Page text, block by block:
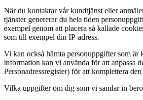
När du kontaktar vår kundtjänst eller
tjänster genererar du hela tiden
exempel genom att placera så kallade
som till exempel din IP-adress.
Vi kan också hämta personuppgifter som
information kan vi använda för att anpassa
Personadressregister) för att komplettera
Vilka uppgifter om dig som vi samlar in